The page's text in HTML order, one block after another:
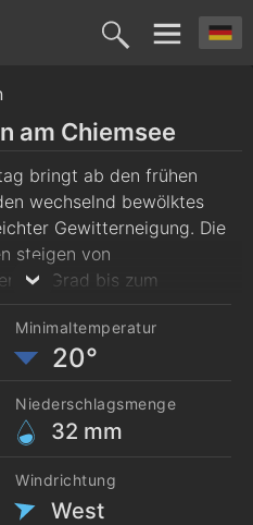
Samstag
8. Aug.
Sonntag
9. Aug. 10.
am Chiemsee
bringt ab den frühen
wechselnd bewölktes
Gewitterneigung. Die
steigen von
20 Grad bis zum
Wind aus West.
Minimaltemperatur
20°
Niederschlagsmenge
32 mm
Windrichtung
West